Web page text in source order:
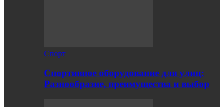
Спорт
Спортивное оборудование для улиц:
Разнообразие, преимущества и выбор